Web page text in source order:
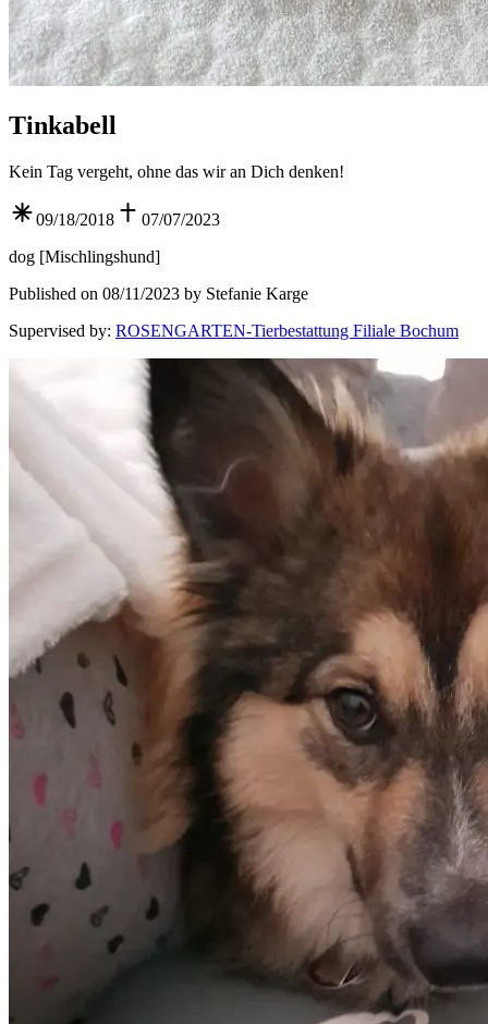
Tinkabell
Kein Tag vergeht, ohne das wir an Dich denken!
09/18/2018
07/07/2023
dog [Mischlingshund]
Published on 08/11/2023 by Stefanie Karge
Supervised by: ROSENGARTEN-Tierbestattung Filiale Bochum